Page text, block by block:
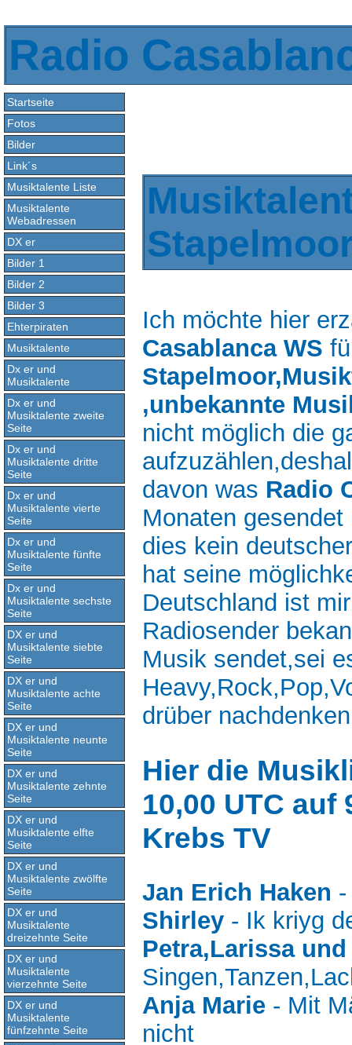
Radio
Startseite
Fotos
Bilder
Link´s
Musiktalente Liste
Musiktalente
Webadressen
DX er
Bilder 1
Bilder 2
Bilder 3
Ehterpiraten
Musiktalente
Dx er und
Musiktalente
Dx er und
Musiktalente zweite
Seite
Dx er und
Musiktalente dritte
Seite
Dx er und
Musiktalente vierte
Seite
Dx er und
Musiktalente fünfte
Seite
Dx er und
Musiktalente sechste
Seite
DX er und
Musiktalente siebte
Seite
DX er und
Musiktalente achte
Seite
DX er und
Musiktalente neunte
Seite
DX er und
Musiktalente zehnte
Seite
DX er und
Musiktalente elfte
Seite
DX er und
Musiktalente zwölfte
Seite
DX er und
Musiktalente
dreizehnte Seite
DX er und
Musiktalente
vierzehnte Seite
DX er und
Musiktalente
fünfzehnte Seite
Ich möchte hier
Casablanca WS
,unbekannte
nicht möglich die
davon was Radio
Monaten
dies kein
hat seine
Deutschland ist
Radiosender
Musik sendet,sei
drüber
Hier die
10,00 UTC
Krebs TV
Jan Erich Haken
Shirley - Ik kriyg
Petra,Larissa
Anja Marie - Mit
nicht